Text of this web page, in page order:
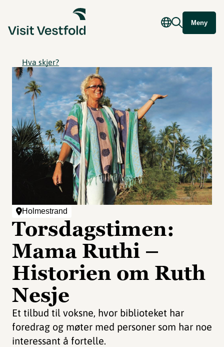
Meny
Hva skjer?
Holmestrand
Torsdagstimen:
Mama Ruthi –
Historien om Ruth
Nesje
Et tilbud til voksne, hvor biblioteket har
foredrag og møter med personer som har noe
interessant å fortelle.